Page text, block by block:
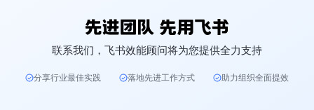
联系我们，飞书效能顾问将为您提供全力支持
分享行业最佳实践 落地先进工作方式 助力组织全面提效